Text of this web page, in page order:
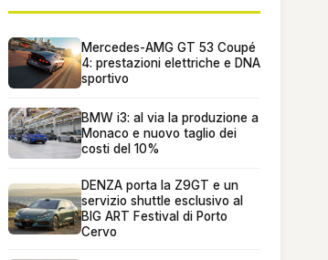
Mercedes-AMG GT 53 Coupé
4: prestazioni elettriche e DNA
sportivo
BMW i3: al via la produzione a
Monaco e nuovo taglio dei
costi del 10%
DENZA porta la Z9GT e un
servizio shuttle esclusivo al
BIG ART Festival di Porto
Cervo